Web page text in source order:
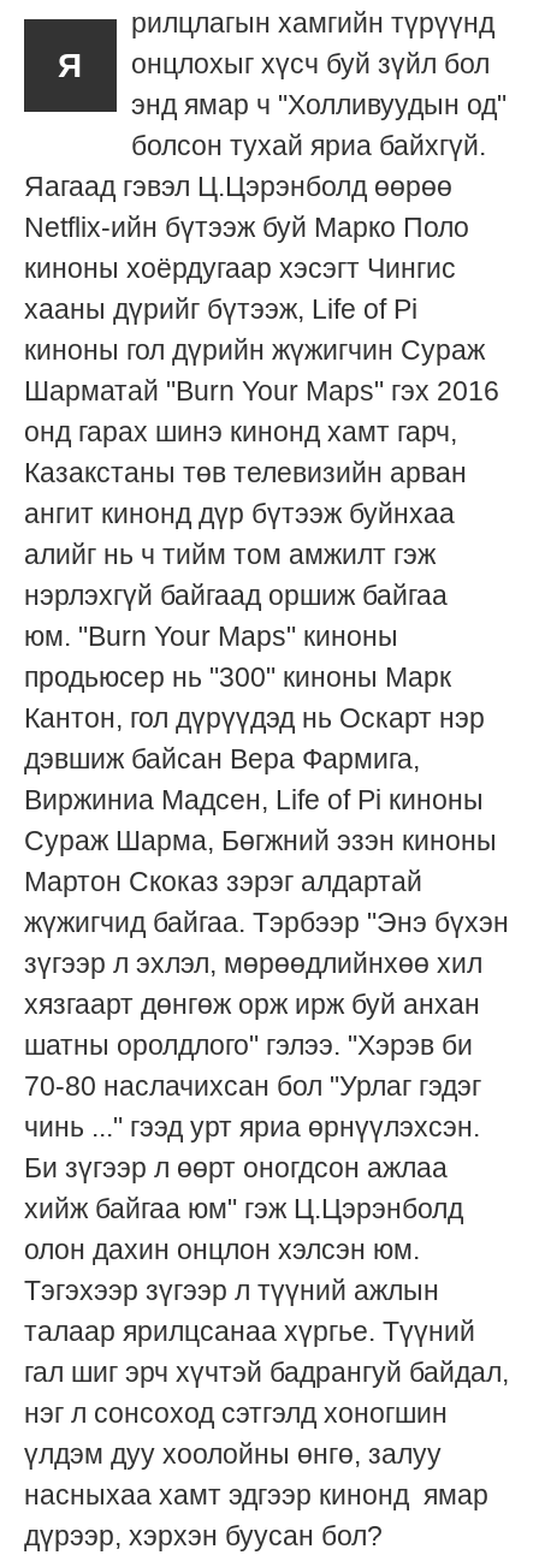
Я
рилцлагын хамгийн түрүүнд
онцлохыг хүсч буй зүйл бол
энд ямар ч "Холливуудын од"
болсон тухай яриа байхгүй.
Яагаад гэвэл Ц.Цэрэнболд өөрөө
Netflix-ийн бүтээж буй Марко Поло
киноны хоёрдугаар хэсэгт Чингис
хааны дүрийг бүтээж, Life of Pi
киноны гол дүрийн жүжигчин Сураж
Шарматай "Burn Your Maps" гэх 2016
онд гарах шинэ кинонд хамт гарч,
Казакстаны төв телевизийн арван
ангит кинонд дүр бүтээж буйнхаа
алийг нь ч тийм том амжилт гэж
нэрлэхгүй байгаад оршиж байгаа
юм. "Burn Your Maps" киноны
продьюсер нь "300" киноны Марк
Кантон, гол дүрүүдэд нь Оскарт нэр
дэвшиж байсан Вера Фармига,
Виржиниа Мадсен, Life of Pi киноны
Сураж Шарма, Бөгжний эзэн киноны
Мартон Скоказ зэрэг алдартай
жүжигчид байгаа. Тэрбээр "Энэ бүхэн
зүгээр л эхлэл, мөрөөдлийнхөө хил
хязгаарт дөнгөж орж ирж буй анхан
шатны оролдлого" гэлээ. "Хэрэв би
70-80 наслачихсан бол "Урлаг гэдэг
чинь ..." гээд урт яриа өрнүүлэхсэн.
Би зүгээр л өөрт оногдсон ажлаа
хийж байгаа юм" гэж Ц.Цэрэнболд
олон дахин онцлон хэлсэн юм.
Тэгэхээр зүгээр л түүний ажлын
талаар ярилцсанаа хүргье. Түүний
гал шиг эрч хүчтэй бадрангуй байдал,
нэг л сонсоход сэтгэлд хоногшин
үлдэм дуу хоолойны өнгө, залуу
насныхаа хамт эдгээр кинонд ямар
дүрээр, хэрхэн буусан бол?